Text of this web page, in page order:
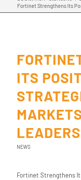
Fortinet Strengthens Its
ITS
NEWS
Fortinet Strengthens